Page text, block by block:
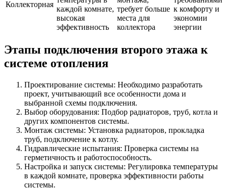
Коллекторная
каждой комнате,
высокая
эффективность
требует больше
места для
коллектора
к комфорту и
экономии
энергии
Этапы подключения второго этажа к
системе отопления
Проектирование системы: Необходимо разработать
проект, учитывающий все особенности дома и
выбранной схемы подключения.
Выбор оборудования: Подбор радиаторов, труб, котла и
других компонентов системы.
Монтаж системы: Установка радиаторов, прокладка
труб, подключение к котлу.
Гидравлические испытания: Проверка системы на
герметичность и работоспособность.
Настройка и запуск системы: Регулировка температуры
в каждой комнате, проверка эффективности работы
системы.